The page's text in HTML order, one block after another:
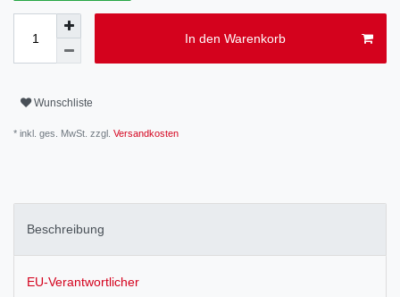
In den Warenkorb
Wunschliste
* inkl. ges. MwSt. zzgl. Versandkosten
Beschreibung
EU-Verantwortlicher